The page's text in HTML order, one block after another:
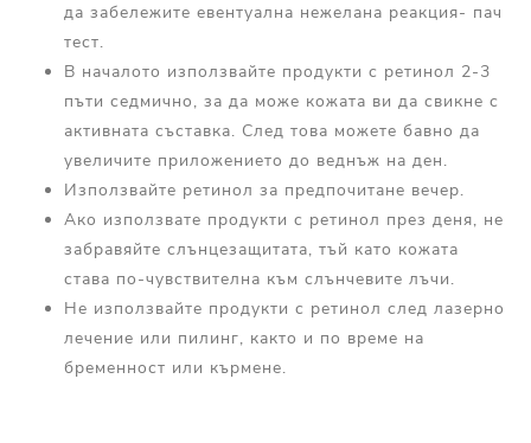
да забележите евентуална нежелана реакция- пач
тест.
В началото използвайте продукти с ретинол 2-3
пъти седмично, за да може кожата ви да свикне с
активната съставка. След това можете бавно да
увеличите приложението до веднъж на ден.
Използвайте ретинол за предпочитане вечер.
Ако използвате продукти с ретинол през деня, не
забравяйте слънцезащитата, тъй като кожата
става по-чувствителна към слънчевите лъчи.
Не използвайте продукти с ретинол след лазерно
лечение или пилинг, както и по време на
бременност или кърмене.